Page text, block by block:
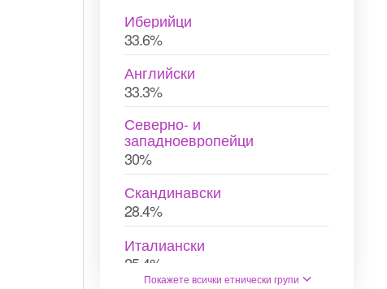
Иберийци
33.6%
Английски
33.3%
Северно- и
западноевропейци
30%
Скандинавски
28.4%
Италиански
25.4%
Покажете всички етнически групи